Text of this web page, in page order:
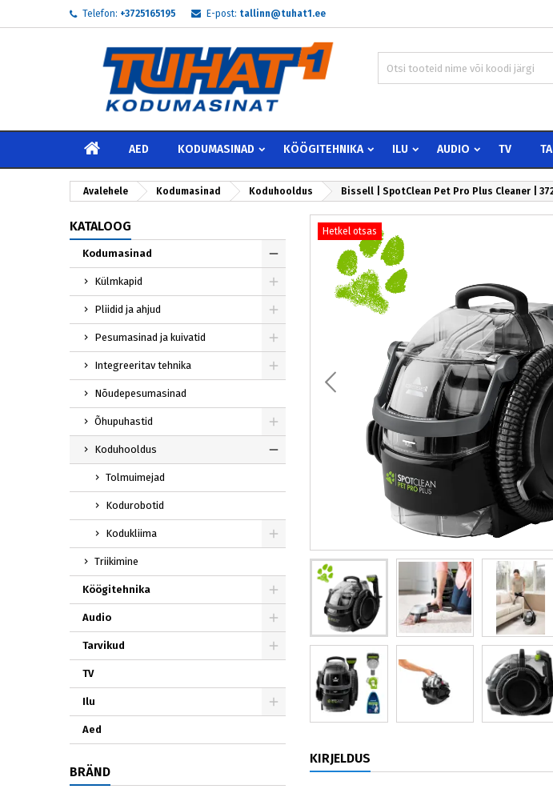
Telefon: +3725165195 E-post: tallinn@tuhat1.ee
AVALEHELE
AED KODUMASINAD KÖÖGITEHNIKA ILU AUDIO TV
Avalehele Kodumasinad Koduhooldus Bissell | SpotClean Pet Pro Plus Cleaner |
KATALOOG
Kodumasinad
Külmkapid
Pliidid ja ahjud
Pesumasinad ja kuivatid
Integreeritav tehnika
Nõudepesumasinad
Õhupuhastid
Koduhooldus
Tolmuimejad
Kodurobotid
Kodukliima
Triikimine
Köögitehnika
Audio
Tarvikud
TV
Ilu
Aed
BRÄND
Hetkel otsas
KIRJELDUS
Create new list
Te peate olema sisselogitud, et tooteid